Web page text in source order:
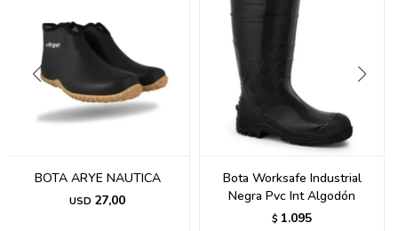
BOTA ARYE NAUTICA
USD 27,00
Bota Worksafe Industrial
Negra Pvc Int Algodón
$ 1.095